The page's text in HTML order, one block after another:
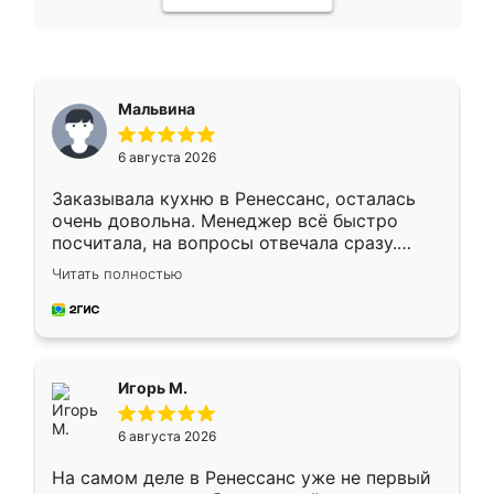
Мальвина
6 августа 2026
Заказывала кухню в Ренессанс, осталась
очень довольна. Менеджер всё быстро
посчитала, на вопросы отвечала сразу.
Замерщик приехал в субботу, подошёл к
делу со всей ответственностью. Собрали
за день, ребята работали аккуратно, даже
Читать полностью
Игорь М.
6 августа 2026
На самом деле в Ренессанс уже не первый